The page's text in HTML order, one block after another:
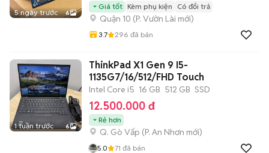
5 ngày trước 6
Giá tốt Kèm phụ kiện Có đổi trả
Quận 10 (P. Vườn Lài mới)
3.7 296 đã bán
1 tuần trước 6
ThinkPad X1 Gen 9 I5-
1135G7/16/512/FHD Touch
Intel Core i5 16 GB 512 GB SSD
12.500.000 đ
Rẻ hơn
Q. Gò Vấp (P. An Nhơn mới)
5.0 71 đã bán